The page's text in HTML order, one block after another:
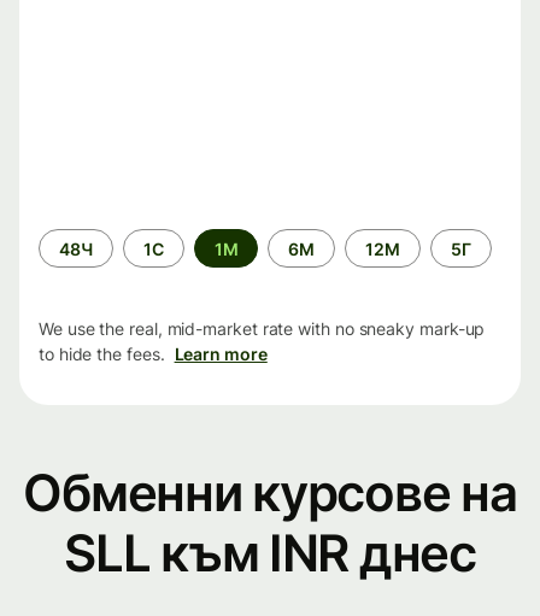
Time
period
48Ч 1С 1М 6М 12М 5Г
We use the real, mid-market rate with no sneaky mark-up
to hide the fees. Learn more
Обменни курсове на
SLL към INR днес